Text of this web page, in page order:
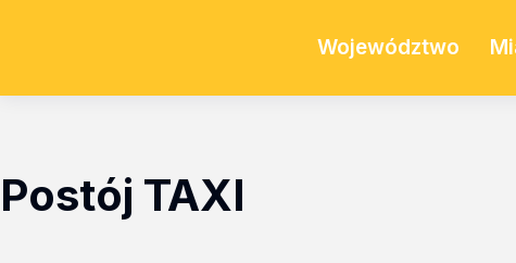
Województwo
Postój TAXI